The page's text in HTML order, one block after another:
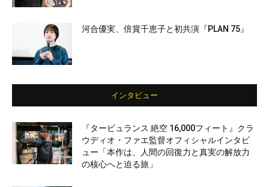
河合優実、倍賞千恵子と初共演『PLAN 75』
インタビュー
『タービュランス 絶空 16,000フィート』クラ
ウディオ・ファエ監督オフィシャルインタビ
ュー「本作は、人間の回復力と真実の解放力
の核心へと迫る旅」